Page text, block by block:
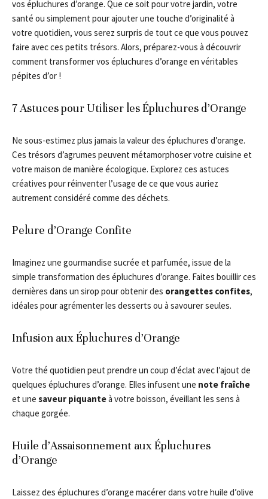
vos épluchures d’orange. Que ce soit pour votre jardin, votre
santé ou simplement pour ajouter une touche d’originalité à
votre quotidien, vous serez surpris de tout ce que vous pouvez
faire avec ces petits trésors. Alors, préparez-vous à découvrir
comment transformer vos épluchures d’orange en véritables
pépites d’or !
7 Astuces pour Utiliser les Épluchures d’Orange
Ne sous-estimez plus jamais la valeur des épluchures d’orange.
Ces trésors d’agrumes peuvent métamorphoser votre cuisine et
votre maison de manière écologique. Explorez ces astuces
créatives pour réinventer l’usage de ce que vous auriez
autrement considéré comme des déchets.
Pelure d’Orange Confite
Imaginez une gourmandise sucrée et parfumée, issue de la
simple transformation des épluchures d’orange. Faites bouillir ces
dernières dans un sirop pour obtenir des orangettes confites,
idéales pour agrémenter les desserts ou à savourer seules.
Infusion aux Épluchures d’Orange
Votre thé quotidien peut prendre un coup d’éclat avec l’ajout de
quelques épluchures d’orange. Elles infusent une note fraîche
et une saveur piquanteà votre boisson, éveillant les sens à
chaque gorgée.
Huile d’Assaisonnement aux Épluchures
d’Orange
Laissez des épluchures d’orange macérer dans votre huile d’olive